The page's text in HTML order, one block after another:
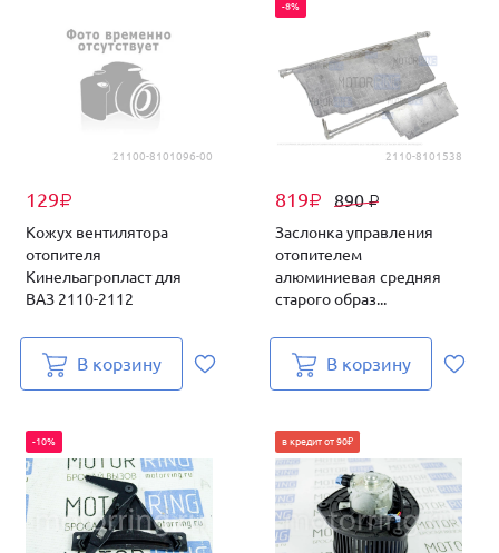
21100-8101096-00
129₽
Кожух вентилятора
отопителя
Кинельагропласт для
ВАЗ 2110-2112
В корзину
2110-8101538
819₽ 890₽
-8%
Заслонка управления
отопителем
алюминиевая средняя
старого образ...
В корзину
-10% в кредит от 90₽